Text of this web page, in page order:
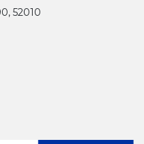
52010